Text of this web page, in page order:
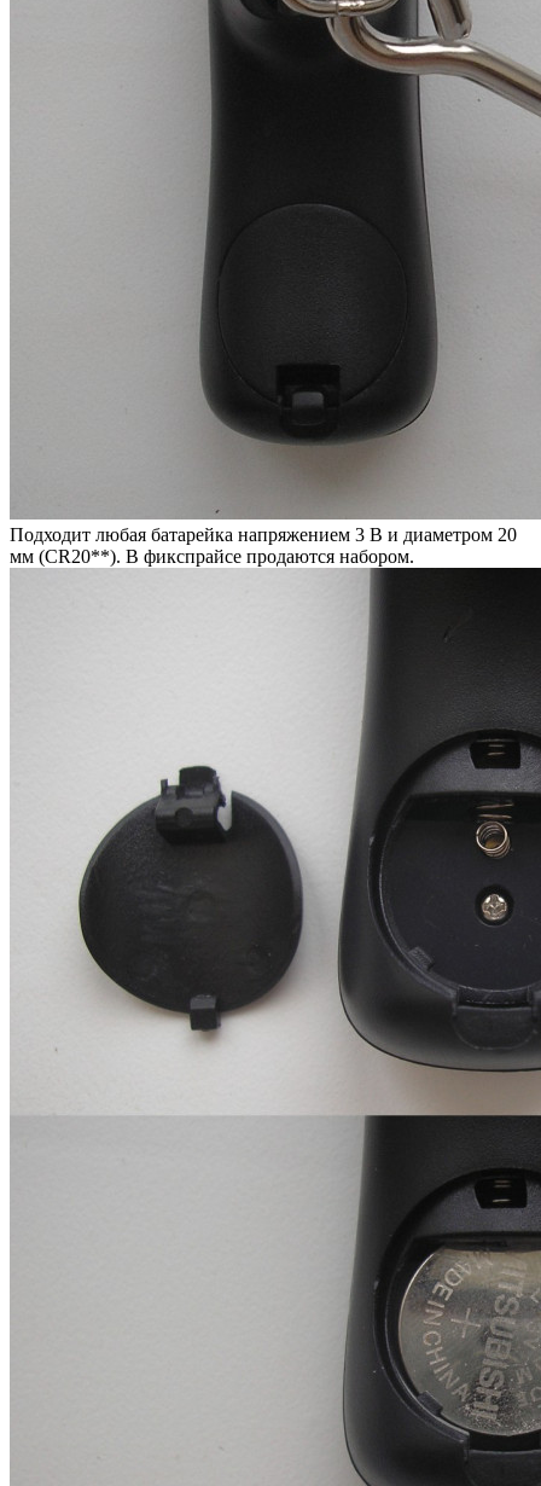
Подходит любая батарейка напряжением 3 В и диаметром 20
мм (CR20**). В фикспрайсе продаются набором.